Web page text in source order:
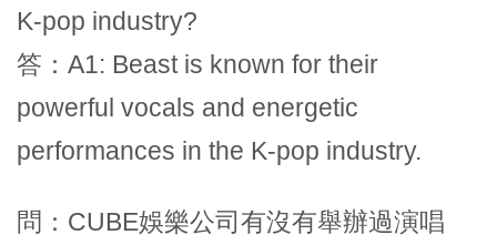
K-pop industry?
答：A1: Beast is known for their
powerful vocals and energetic
performances in the K-pop industry.
問：CUBE娛樂公司有沒有舉辦過演唱